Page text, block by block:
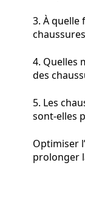
3. À quelle
4. Quelles
des
5. Les
sont-elles
Optimiser
prolonger